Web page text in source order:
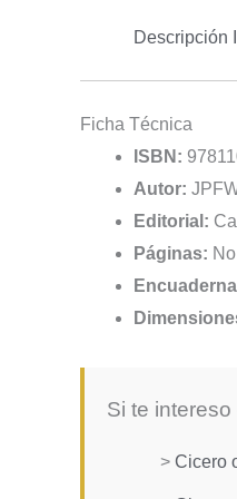
Descripción
Ficha Técnica
ISBN:
Autor:
Editorial:
Páginas:
Si te
> Cicero